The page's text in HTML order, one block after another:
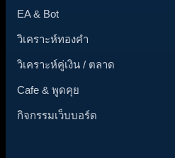
EA & Bot
วิเคราะห์ทองคำ
วิเคราะห์คู่เงิน / ตลาด
Cafe & พูดคุย
กิจกรรมเว็บบอร์ด